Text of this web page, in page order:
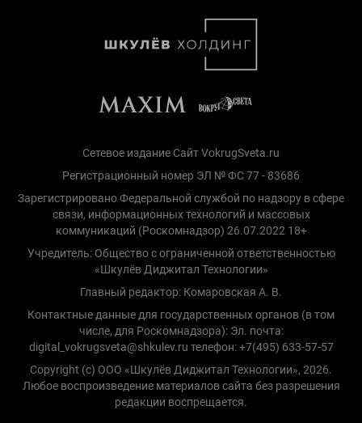
Сетевое издание Сайт VokrugSveta.ru
Регистрационный номер ЭЛ № ФС 77 - 83686
Зарегистрировано Федеральной службой по надзору в сфере
связи, информационных технологий и массовых
коммуникаций (Роскомнадзор) 26.07.2022 18+
Учредитель: Общество с ограниченной ответственностью
«Шкулёв Диджитал Технологии»
Главный редактор: Комаровская А. В.
Контактные данные для государственных органов (в том
числе, для Роскомнадзора): Эл. почта:
digital_vokrugsveta@shkulev.ru телефон: +7(495) 633-57-57
Copyright (с) ООО «Шкулёв Диджитал Технологии», 2026.
Любое воспроизведение материалов сайта без разрешения
редакции воспрещается.